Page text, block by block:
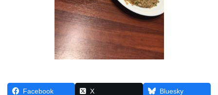
Facebook X Bluesky